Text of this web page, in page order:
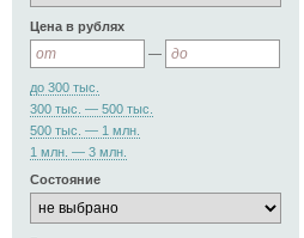
Цена в рублях
—
до 300 тыс.
300 тыс. — 500 тыс.
500 тыс. — 1 млн.
1 млн. — 3 млн.
Состояние